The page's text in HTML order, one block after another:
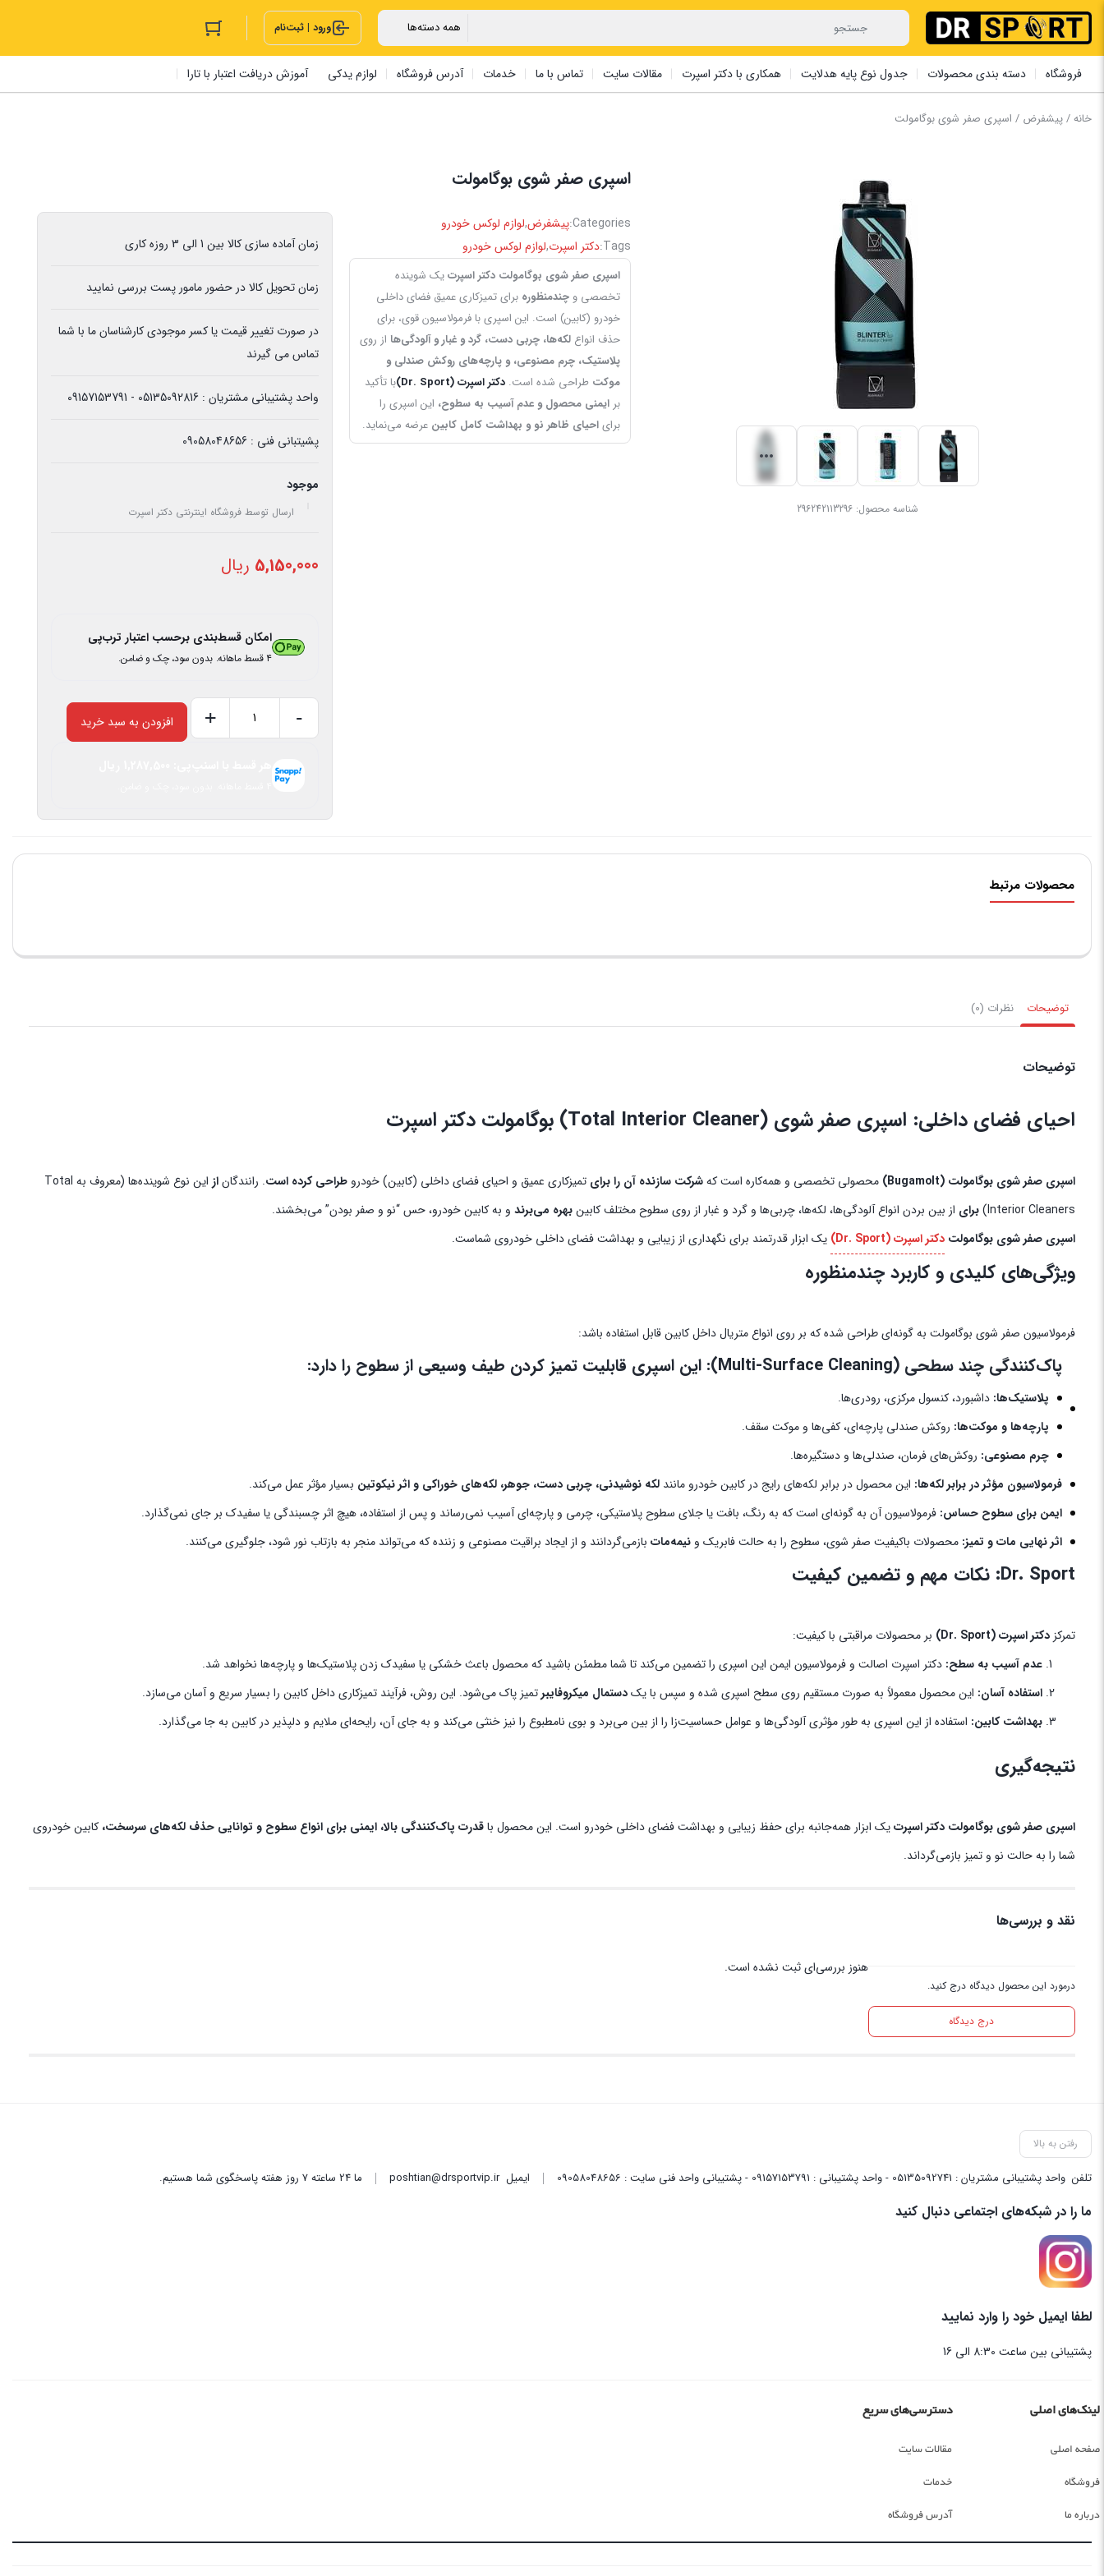
ورود | ثبت‌نام
فروشگاه دسته بندی محصولات جدول نوع پایه هدلایت همکاری با دکتر اسپرت مقالات سایت تماس با ما خدمات آدرس فروشگاه لوازم یدکی آموزش دریافت اعتبار با تارا
خانه/پیشفرض / اسپری صفر شوی بوگامولت
شناسه محصول:296242113296
اسپری صفر شوی بوگامولت
Categories:پیشفرض,لوازم لوکس خودرو
Tags: دکتر اسپرت,لوازم لوکس خودرو
اسپری صفر شوی بوگامولت دکتر اسپرتیک شوینده
تخصصی و چندمنظوره برای تمیزکاری عمیق فضای داخلی
خودرو (کابین) است. این اسپری با فرمولاسیون قوی، برای
حذف انواع لکه‌ها، چربی دست، گرد و غبار و آلودگی‌ها از روی
پلاستیک، چرم مصنوعی، و پارچه‌های روکش صندلی و
موکت طراحی شده است. دکتر اسپرت (Dr. Sport)
با تأکید
بر ایمنی محصول و عدم آسیب به سطوح، این اسپری را
برایاحیای ظاهر نو و بهداشت کامل کابین عرضه می‌نماید.
زمان آماده سازی کالا بین 1 الی 3 روزه کاری
زمان تحویل کالا در حضور مامور پست بررسی نمایید
در صورت تغییر قیمت یا کسر موجودی کارشناسان ما با شما
تماس می گیرند
واحد پشتیبانی مشتریان : 05135092816 - 09157153791
پشیتبانی فنی : 09058048656
موجود
ارسال توسط فروشگاه اینترنتی دکتر اسپرت
5,150,000 ریال
امکان قسط‌بندی برحسب اعتبار ترب‌پی
۴ قسط ماهانه. بدون سود، چک و ضامن.
شوی
عدد
-
+ افزودن به سبد خرید
محصولات مرتبط
توضیحات نظرات (0)
توضیحات
احیای فضای داخلی: اسپری صفر شوی (Total Interior Cleaner) بوگامولت دکتر اسپرت
اسپری صفر شوی بوگامولت (Bugamolt) محصولی تخصصی و همه‌کاره است کهشرکت سازنده آن را برای تمیزکاری عمیق و احیای فضای داخلی (کابین) خودرو طراحی کرده است. رانندگاناز
این نوع شوینده‌ها (معروف به Total
Interior Cleaners) برای از بین بردن انواع آلودگی‌ها، لکه‌ها، چربی‌ها و گرد و غبار از روی سطوح مختلف کابینبهره می‌برند و به کابین خودرو، حس “نو و صفر بودن” می‌بخشند.
اسپری صفر شوی بوگامولت دکتر اسپرت (Dr. Sport) یک ابزار قدرتمند برای نگهداری از زیبایی و بهداشت فضای داخلی خودروی شماست.
ویژگی‌های کلیدی و کاربرد چندمنظوره
فرمولاسیون صفر شوی بوگامولت به گونه‌ای طراحی شده که بر روی انواع متریال داخل کابین قابل استفاده باشد:
پاک‌کنندگی چند سطحی (Multi-Surface Cleaning): این اسپری قابلیت تمیز کردن طیف وسیعی از سطوح را دارد:
پلاستیک‌ها: داشبورد، کنسول مرکزی، رودری‌ها.
پارچه‌ها و موکت‌ها: روکش صندلی پارچه‌ای، کفی‌ها و موکت سقف.
چرم مصنوعی: روکش‌های فرمان، صندلی‌ها و دستگیره‌ها.
فرمولاسیون مؤثر در برابر لکه‌ها: این محصول در برابر لکه‌های رایج در کابین خودرو مانند لکه نوشیدنی، چربی دست، جوهر، لکه‌های خوراکی و اثر نیکوتین بسیار مؤثر عمل می‌کند.
ایمن برای سطوح حساس: فرمولاسیون آن به گونه‌ای است که به رنگ، بافت یا جلای سطوح پلاستیکی، چرمی و پارچه‌ای آسیب نمی‌رساند و پس از استفاده، هیچ اثر چسبندگی یا سفیدک بر جای نمی‌گذارد.
اثر نهایی مات و تمیز: محصولات باکیفیت صفر شوی، سطوح را به حالت فابریک و نیمه‌مات بازمی‌گردانند و از ایجاد براقیت مصنوعی و زننده که می‌تواند منجر به بازتاب نور شود، جلوگیری می‌کنند.
Dr. Sport: نکات مهم و تضمین کیفیت
تمرکز دکتر اسپرت (Dr. Sport)
بر محصولات مراقبتی با کیفیت:
عدم آسیب به سطح: دکتر اسپرت اصالت و فرمولاسیون ایمن این اسپری را تضمین می‌کند تا شما مطمئن باشید که محصول باعث خشکی یا سفیدک زدن پلاستیک‌ها و پارچه‌ها نخواهد شد.
استفاده آسان: این محصول معمولاً به صورت مستقیم روی سطح اسپری شده و سپس با یکدستمال میکروفایبرتمیز پاک می‌شود. این روش، فرآیند تمیزکاری داخل کابین را بسیار سریع و آسان می‌سازد.
بهداشت کابین: استفاده از این اسپری به طور مؤثری آلودگی‌ها و عوامل حساسیت‌زا را از بین می‌برد و بوی نامطبوع را نیز خنثی می‌کند و به جای آن، رایحه‌ای ملایم و دلپذیر در کابین به جا می‌گذارد.
نتیجه‌گیری
اسپری صفر شوی بوگامولت دکتر اسپرتیک ابزار همه‌جانبه برای حفظ زیبایی و بهداشت فضای داخلی خودرو است. این محصول باقدرت پاک‌کنندگی بالا، ایمنی برای انواع سطوح و توانایی حذف لکه‌های سرسخت، کابین خودروی
شما را به حالت نو و تمیز بازمی‌گرداند.
نقد و بررسی‌ها
درمورد این محصول دیدگاه درج کنید.
درج دیدگاه
هنوز بررسی‌ای ثبت نشده است.
رفتن به بالا
تلفن واحد پشتیبانی مشتریان : 05135092741 - واحد پشتیبانی : 09157153791 - پشتیبانی واحد فنی سایت : 09058048656 ایمیلposhtian@drsportvip.ir ما 24 ساعته 7 روز هفته پاسخگوی شما هستیم.
ما را در شبکه‌های اجتماعی دنبال کنید
لطفا ایمیل خود را وارد نمایید
پشتیبانی بین ساعت 8:30 الی 16
لینک‌های اصلی
صفحه اصلی
فروشگاه
درباره ما
دسترسی‌های سریع
مقالات سایت
خدمات
آدرس فروشگاه